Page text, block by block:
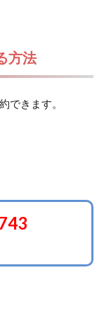
方法
できます。